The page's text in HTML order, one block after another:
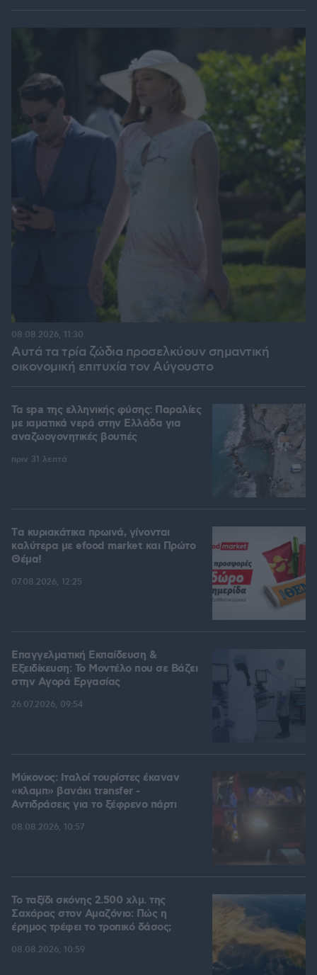
Αυτά τα τρία ζώδια προσελκύουν σημαντική
οικονομική επιτυχία τον Αύγουστο
08.08.2026, 11:30
Τα spa της ελληνικής φύσης: Παραλίες
με ιαματικά νερά στην Ελλάδα για
αναζωογονητικές βουτιές
πριν 31 λεπτά
Tα κυριακάτικα πρωινά, γίνονται
καλύτερα με efood market και Πρώτο
Θέμα!
07.08.2026, 12:25
Επαγγελματική Εκπαίδευση &
Εξειδίκευση: Το Mοντέλο που σε Bάζει
στην Aγορά Eργασίας
26.07.2026, 09:54
Μύκονος: Ιταλοί τουρίστες έκαναν
«κλαμπ» βανάκι transfer -
Αντιδράσεις για το ξέφρενο πάρτι
08.08.2026, 10:57
Το ταξίδι σκόνης 2.500 χλμ. της
Σαχάρας στον Αμαζόνιο: Πώς η
έρημος τρέφει το τροπικό δάσος;
08.08.2026, 10:59